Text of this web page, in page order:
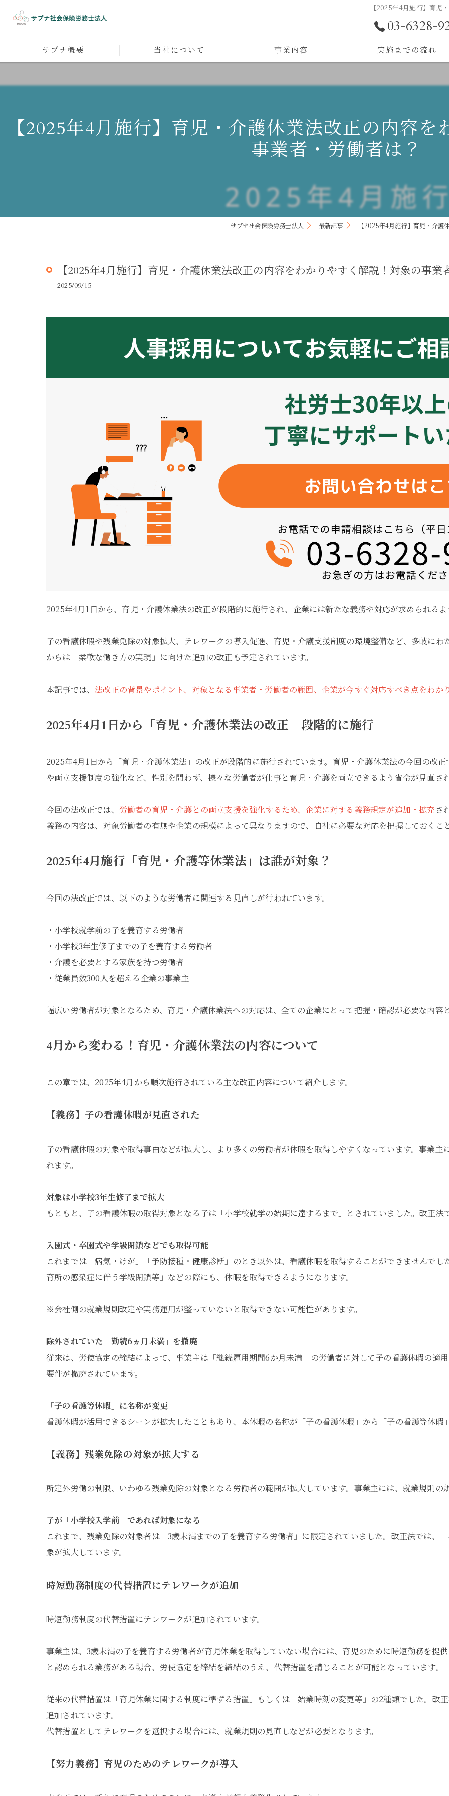
【2025年4月施行】育児
03-6328-
サプナ概要
代表者メッセージ
当社について
人材育成
人事企画
事業内容
助成金サポート
採用戦略
人事制度構築
組織開発
キャリアコンサルティング
実施までの流れ
【2025年4月施行】育児・介護休業法改正の内容
事業者・労働者は？
サプナ社会保険労務士法人 最新記事 【2025年4月施行】育児・介護
【2025年4月施行】育児・介護休業法改正の内容をわかりやすく解説！対象の事業
2025/09/15
2025年4月1日から、育児・介護休業法の改正が段階的に施行され、企業には新たな義務や対応が求められるよ
子の看護休暇や残業免除の対象拡大、テレワークの導入促進、育児・介護支援制度の環境整備など、多岐にわ
からは「柔軟な働き方の実現」に向けた追加の改正も予定されています。
本記事では、法改正の背景やポイント、対象となる事業者・労働者の範囲、企業が今すぐ対応すべき点をわか
2025年4月1日から「育児・介護休業法の改正」段階的に施行
2025年4月1日から「育児・介護休業法」の改正が段階的に施行されています。育児・介護休業法の今回の改
や両立支援制度の強化など、性別を問わず、様々な労働者が仕事と育児・介護を両立できるよう省令が見直さ
今回の法改正では、 労働者の育児・介護との両立支援を強化するため、企業に対する義務規定が追加・拡充さ
義務の内容は、対象労働者の有無や企業の規模によって異なりますので、自社に必要な対応を把握しておくこ
2025年4月施行「育児・介護等休業法」は誰が対象？
今回の法改正では、以下のような労働者に関連する見直しが行われています。
・小学校就学前の子を養育する労働者
・小学校3年生修了までの子を養育する労働者
・介護を必要とする家族を持つ労働者
・従業員数300人を超える企業の事業主
幅広い労働者が対象となるため、育児・介護休業法への対応は、全ての企業にとって把握・確認が必要な内容と
4月から変わる！育児・介護休業法の内容について
この章では、2025年4月から順次施行されている主な改正内容について紹介します。
【義務】子の看護休暇が見直された
子の看護休暇の対象や取得事由などが拡大し、より多くの労働者が休暇を取得しやすくなっています。事業主
れます。
対象は小学校3年生修了まで拡大
もともと、子の看護休暇の取得対象となる子は「小学校就学の始期に達するまで」とされていました。改正法
入園式・卒園式や学級閉鎖などでも取得可能
これまでは「病気・けが」「予防接種・健康診断」のとき以外は、看護休暇を取得することができませんで
育所の感染症に伴う学級閉鎖等」などの際にも、休暇を取得できるようになります。
※会社側の就業規則改定や実務運用が整っていないと取得できない可能性があります。
除外されていた「勤続6ヵ月未満」を撤廃
従来は、労使協定の締結によって、事業主は「継続雇用期間6か月未満」の労働者に対して子の看護休暇の適
要件が撤廃されています。
「子の看護等休暇」に名称が変更
看護休暇が活用できるシーンが拡大したこともあり、本休暇の名称が「子の看護休暇」から「子の看護等休暇
【義務】残業免除の対象が拡大する
所定外労働の制限、いわゆる残業免除の対象となる労働者の範囲が拡大しています。事業主には、就業規則の
子が「小学校入学前」であれば対象になる
これまで、残業免除の対象者は「3歳未満までの子を養育する労働者」に限定されていました。改正法では、
象が拡大しています。
時短勤務制度の代替措置にテレワークが追加
時短勤務制度の代替措置にテレワークが追加されています。
事業主は、3歳未満の子を養育する労働者が育児休業を取得していない場合には、育児のために時短勤務を提
と認められる業務がある場合、労使協定を締結を締結のうえ、代替措置を講じることが可能となっています。
従来の代替措置は「育児休業に関する制度に準ずる措置」もしくは「始業時刻の変更等」の2種類でした。改
追加されています。
代替措置としてテレワークを選択する場合には、就業規則の見直しなどが必要となります。
【努力義務】育児のためのテレワークが導入